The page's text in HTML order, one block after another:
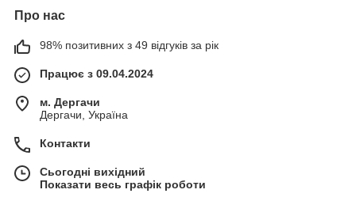
Про нас
98% позитивних з 49 відгуків за рік
Працює з 09.04.2024
м. Дергачи
Дергачи, Україна
Контакти
Сьогодні вихідний
Показати весь графік роботи